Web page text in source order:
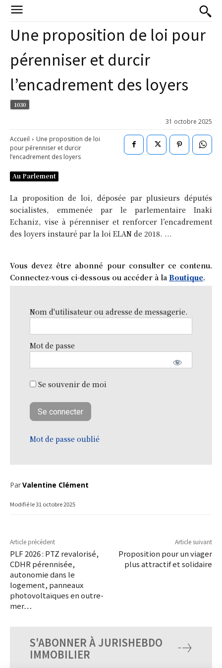
Une proposition de loi pour
pérenniser et durcir
l’encadrement des loyers
1030
31 octobre 2025
Accueil
Une proposition de loi
pour pérenniser et durcir
l’encadrement des loyers
Au Parlement
La proposition de loi, déposée par plusieurs députés
socialistes, emmenée par le parlementaire Inaki
Echaniz, vise à pérenniser et renforcer l’encadrement
des loyers instauré par la loi ELAN de 2018. ...
Vous devez être abonné pour consulter ce contenu.
Connectez-vous ci-dessous ou accéder à la Boutique.
Nom d'utilisateur ou adresse de messagerie.
Mot de passe
Se souvenir de moi
Mot de passe oublié
ParValentine Clément
Modifié le31 octobre 2025
Article précédent
PLF 2026 : PTZ revalorisé,
CDHR pérennisée,
autonomie dans le
logement, panneaux
photovoltaïques en outre-
mer…
Article suivant
Proposition pour un viager
plus attractif et solidaire
S'ABONNER À JURISHEBDO
IMMOBILIER